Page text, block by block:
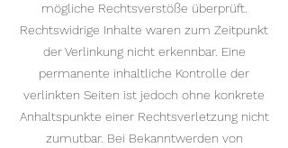
mögliche Rechtsverstöße überprüft.
Rechtswidrige Inhalte waren zum Zeitpunkt
der Verlinkung nicht erkennbar. Eine
permanente inhaltliche Kontrolle der
verlinkten Seiten ist jedoch ohne konkrete
Anhaltspunkte einer Rechtsverletzung nicht
zumutbar. Bei Bekanntwerden von